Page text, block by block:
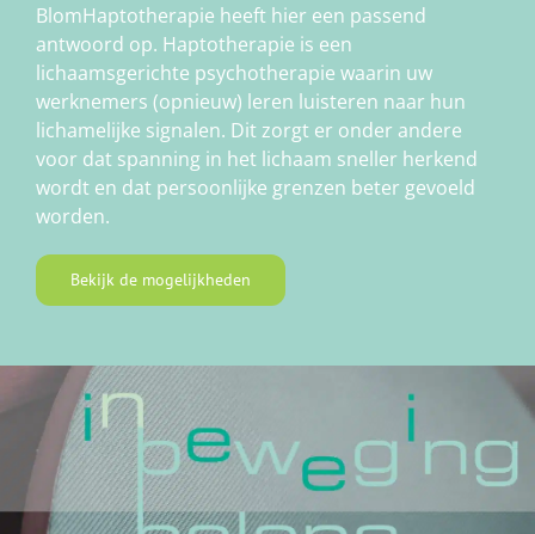
BlomHaptotherapie heeft hier een passend
antwoord op. Haptotherapie is een
lichaamsgerichte psychotherapie waarin uw
werknemers (opnieuw) leren luisteren naar hun
lichamelijke signalen. Dit zorgt er onder andere
voor dat spanning in het lichaam sneller herkend
wordt en dat persoonlijke grenzen beter gevoeld
worden.
Bekijk de mogelijkheden